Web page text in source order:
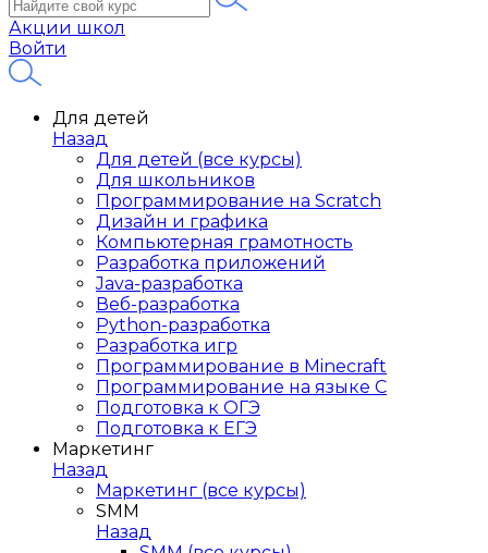
Акции школ
Войти
Для детей
Назад
Для детей (все курсы)
Для школьников
Программирование на Scratch
Дизайн и графика
Компьютерная грамотность
Разработка приложений
Java-разработка
Веб-разработка
Python-разработка
Разработка игр
Программирование в Minecraft
Программирование на языке C
Подготовка к ОГЭ
Подготовка к ЕГЭ
Маркетинг
Назад
Маркетинг (все курсы)
SMM
Назад